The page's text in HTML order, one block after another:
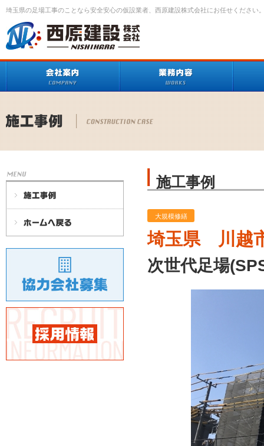
埼玉県の足場工事のことなら安全安心の仮設業者、西原建設株式会社にお任せください
施工事例
大規模修繕
埼玉県 川越
次世代足場